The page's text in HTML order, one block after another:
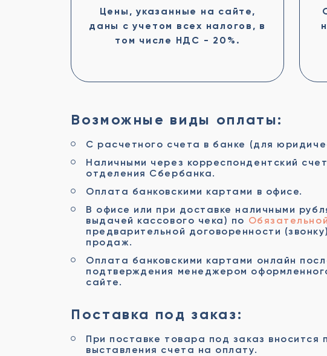
Цены, указанные на сайте,
даны с учетом всех налогов, в
том числе НДС - 20%.
Возможные виды оплаты:
С расчетного счета в банке (для
Наличными через корреспондентский
отделения Сбербанка.
Оплата банковскими картами в офисе.
В офисе или при доставке наличными
выдачей кассового чека) по Обязательной
предварительной договоренности
продаж.
Оплата банковскими картами онлайн
подтверждения менеджером
сайте.
Поставка под заказ:
При поставке товара под заказ вносится
выставления счета на оплату.